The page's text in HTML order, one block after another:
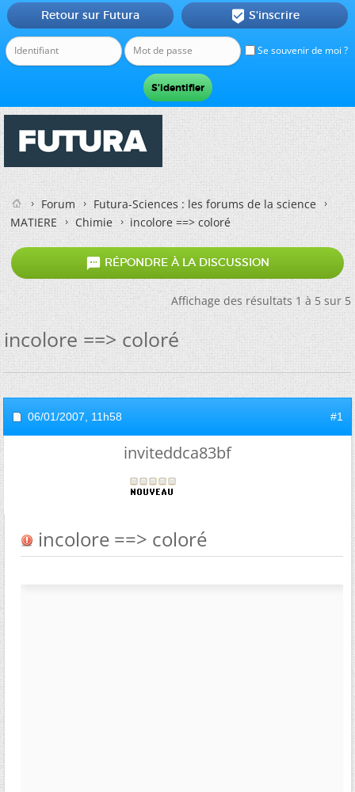
Se souvenir de moi ?
Retour sur Futura  S'inscrire
Forum
Futura-Sciences : les forums de la science
MATIERE
Chimie incolore ==> coloré
 RÉPONDRE À LA DISCUSSION
Affichage des résultats 1 à 5 sur 5
incolore ==> coloré
06/01/2007, 11h58 #1
inviteddca83bf
incolore ==> coloré